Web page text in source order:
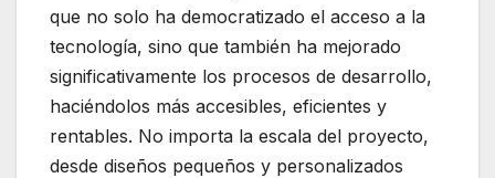
que no solo ha democratizado el acceso a la
tecnología, sino que también ha mejorado
significativamente los procesos de desarrollo,
haciéndolos más accesibles, eficientes y
rentables. No importa la escala del proyecto,
desde diseños pequeños y personalizados